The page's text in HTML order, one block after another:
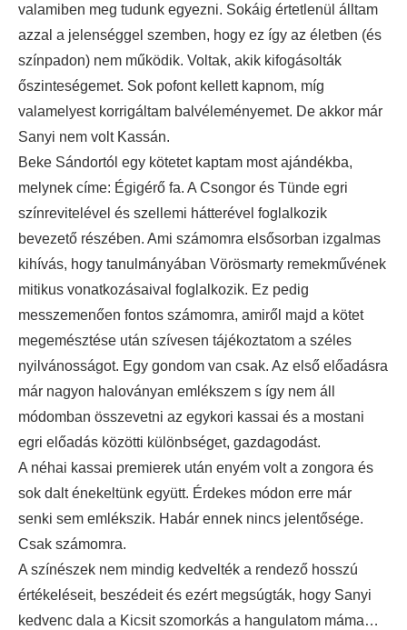
valamiben meg tudunk egyezni. Sokáig értetlenül álltam
azzal a jelenséggel szemben, hogy ez így az életben (és
színpadon) nem működik. Voltak, akik kifogásolták
őszinteségemet. Sok pofont kellett kapnom, míg
valamelyest korrigáltam balvéleményemet. De akkor már
Sanyi nem volt Kassán.
Beke Sándortól egy kötetet kaptam most ajándékba,
melynek címe: Égigérő fa. A Csongor és Tünde egri
színrevitelével és szellemi hátterével foglalkozik
bevezető részében. Ami számomra elsősorban izgalmas
kihívás, hogy tanulmányában Vörösmarty remekművének
mitikus vonatkozásaival foglalkozik. Ez pedig
messzemenően fontos számomra, amiről majd a kötet
megemésztése után szívesen tájékoztatom a széles
nyilvánosságot. Egy gondom van csak. Az első előadásra
már nagyon haloványan emlékszem s így nem áll
módomban összevetni az egykori kassai és a mostani
egri előadás közötti különbséget, gazdagodást.
A néhai kassai premierek után enyém volt a zongora és
sok dalt énekeltünk együtt. Érdekes módon erre már
senki sem emlékszik. Habár ennek nincs jelentősége.
Csak számomra.
A színészek nem mindig kedvelték a rendező hosszú
értékeléseit, beszédeit és ezért megsúgták, hogy Sanyi
kedvenc dala a Kicsit szomorkás a hangulatom máma…